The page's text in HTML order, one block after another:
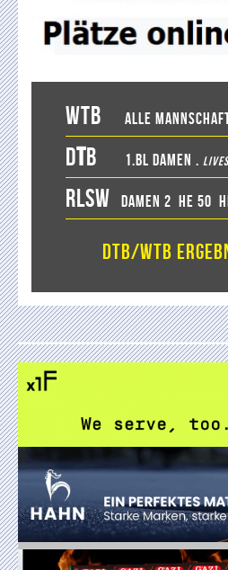
WTB Alle
DTB 1.BL Damen .
RLSW Damen 2 He 50
DTB/WTB